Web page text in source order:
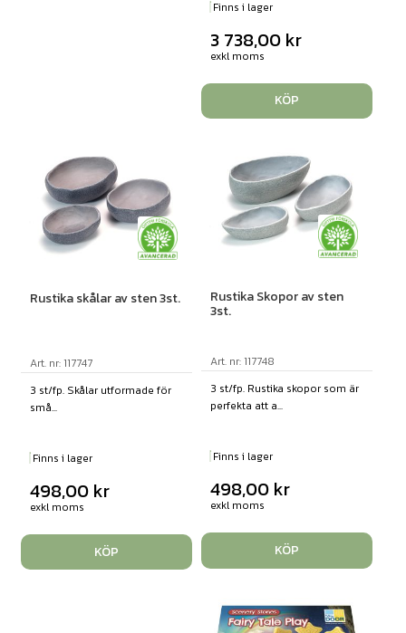
Finns i lager
3 738,00 kr
exkl moms
KÖP
Rustika skålar av sten 3st.
Art. nr: 117747
3 st/fp. Skålar utformade för
små...
Finns i lager
498,00 kr
exkl moms
KÖP
Rustika Skopor av sten
3st.
Art. nr: 117748
3 st/fp. Rustika skopor som är
perfekta att a...
Finns i lager
498,00 kr
exkl moms
KÖP